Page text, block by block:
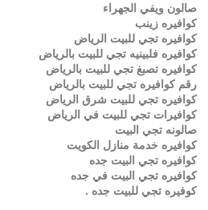
صالون ويفي الجهراء
كوافيره زينب
كوافيره تجي للبيت الرياض
كوافيره فلبينيه تجي للبيت بالرياض
كوافيره تصبغ تجي للبيت بالرياض
رقم كوافيره تجي للبيت بالرياض
كوافيره تجي للبيت شرق الرياض
كوافيرات تجي للبيت في الرياض
صالونه تجي البيت
كوافيره خدمة منازل الكويت
كوافيره تجي البيت جده
كوافيره تجي البيت في جده
كوفيره تجي للبيت جده .